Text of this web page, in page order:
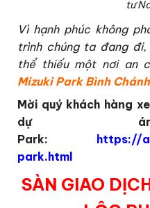
tư
Vì hạnh phúc không
trình chúng ta đang
thể thiếu một nơi an
Mizuki Park Bình Chánh
Mời quý khách hàng
dự án
Park:
https://
park.html
SÀN GIAO